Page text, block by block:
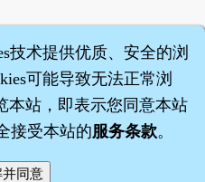
技术提供优质、安全的浏
可能导致无法正常浏
本站，即表示您同意本站
接受本站的服务条款。